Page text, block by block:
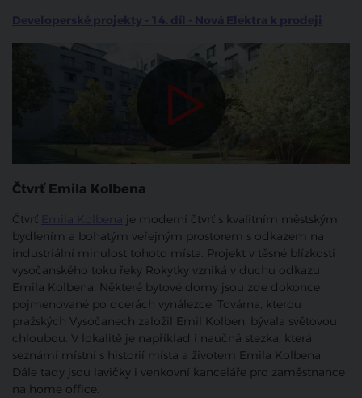
Developerské projekty - 14. díl - Nová Elektra k prodeji
Čtvrť Emila Kolbena
Čtvrť Emila Kolbena
je moderní čtvrť s kvalitním městským
bydlením a bohatým veřejným prostorem s odkazem na
industriální minulost tohoto místa. Projekt v těsné blízkosti
vysočanského toku řeky Rokytky vzniká v duchu odkazu
Emila Kolbena. Některé bytové domy jsou zde dokonce
pojmenované po dcerách vynálezce. Továrna, kterou
pražských Vysočanech založil Emil Kolben, bývala světovou
chloubou. V lokalitě je například i naučná stezka, která
seznámí místní s historií místa a životem Emila Kolbena.
Dále tady jsou lavičky i venkovní kanceláře pro zaměstnance
na home office.